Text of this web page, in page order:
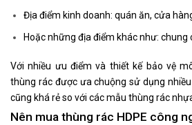
Địa điểm kinh doanh: quán ăn, cửa
Hoặc những địa điểm khác như: chung
Với nhiều ưu điểm và thiết kế bảo vệ
thùng rác được ưa chuộng sử dụng
cũng khá rẻ so với các mẫu thùng rác
Nên mua thùng rác HDPE công